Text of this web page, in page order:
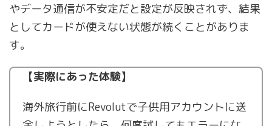
やデータ通信が不安定だと設定が反映されず、結果
としてカードが使えない状態が続くことがありま
す。
【実際にあった体験】
海外旅行前にRevolutで子供用アカウントに送